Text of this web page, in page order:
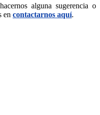
alguna sugerencia o
en contactarnos aquí.